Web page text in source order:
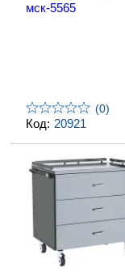
Код: 20921
(0)